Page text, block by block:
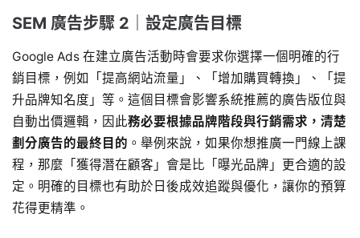
SEM 廣告步驟 2｜設定廣告目標
Google Ads 在建立廣告活動時會要求你選擇一個明確的行
銷目標，例如「提高網站流量」、「增加購買轉換」、「提
升品牌知名度」等。這個目標會影響系統推薦的廣告版位與
自動出價邏輯，因此務必要根據品牌階段與行銷需求，清楚
劃分廣告的最終目的 。舉例來說，如果你想推廣一門線上課
程，那麼「獲得潛在顧客」會是比「曝光品牌」更合適的設
定。明確的目標也有助於日後成效追蹤與優化，讓你的預算
花得更精準。